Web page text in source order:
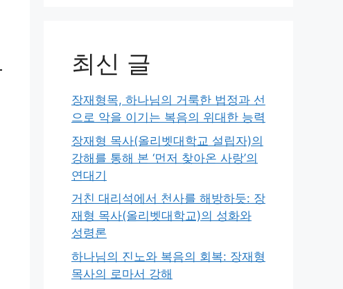
최신 글
장재형목, 하나님의 거룩한 법정과 선
으로 악을 이기는 복음의 위대한 능력
장재형 목사(올리벳대학교 설립자)의
강해를 통해 본 ‘먼저 찾아온 사랑’의
연대기
거친 대리석에서 천사를 해방하듯: 장
재형 목사(올리벳대학교)의 성화와
성령론
하나님의 진노와 복음의 회복: 장재형
목사의 로마서 강해